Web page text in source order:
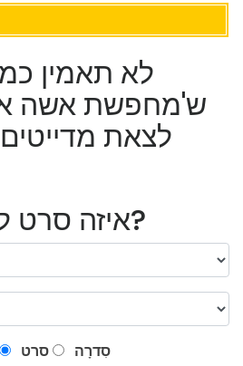
לא תאמין
ש'מחפשת אשה
לצאת
איזה סרט לראות?
סרט סִדרָה